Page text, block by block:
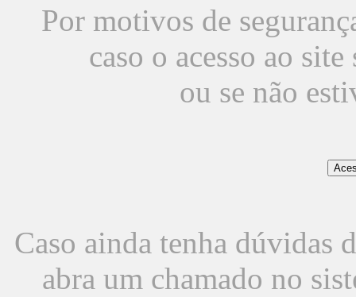
Por motivos de
caso o acesso ao
ou se não
Caso ainda tenha dúvidas
abra um chamado no